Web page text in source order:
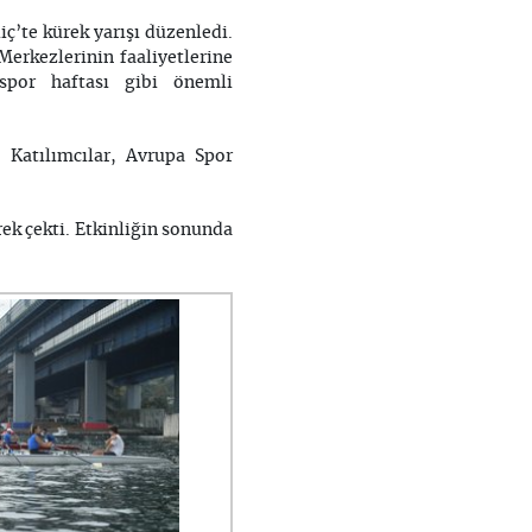
kürek yarışı düzenledi.
Merkezlerinin faaliyetlerine
haftası gibi önemli
Avrupa Spor
çekti. Etkinliğin sonunda